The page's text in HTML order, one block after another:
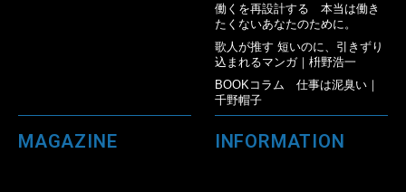
働くを再設計する 本当は働き
たくないあなたのために。
歌人が推す 短いのに、引きずり
込まれるマンガ｜枡野浩一
BOOKコラム 仕事は泥臭い｜
千野帽子
MAGAZINE INFORMATION